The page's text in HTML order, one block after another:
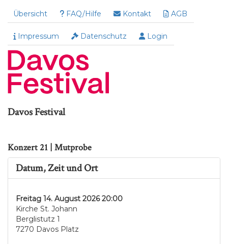
Übersicht FAQ/Hilfe Kontakt AGB
Impressum Datenschutz Login
Davos Festival
Konzert 21 | Mutprobe
Datum, Zeit und Ort
Freitag 14. August 2026 20:00
Kirche St. Johann
Berglistutz 1
7270 Davos Platz